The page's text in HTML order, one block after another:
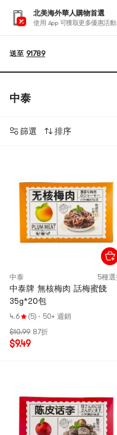
北美海外華人購物首選
使用 App 可獲取更多優惠活
送至 91789
中泰
篩選 排序
中泰 5種
中泰牌 無核梅肉 話梅蜜餞
35g*20包
4.6 (5) · 50+ 週銷
$10.99 87折
$9.49